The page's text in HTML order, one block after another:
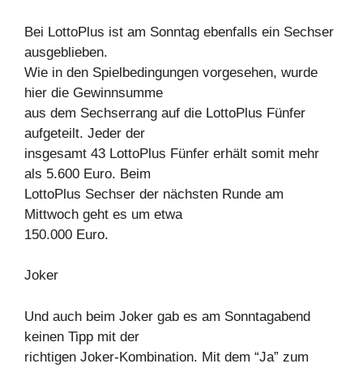
Bei LottoPlus ist am Sonntag ebenfalls ein Sechser
ausgeblieben.
Wie in den Spielbedingungen vorgesehen, wurde
hier die Gewinnsumme
aus dem Sechserrang auf die LottoPlus Fünfer
aufgeteilt. Jeder der
insgesamt 43 LottoPlus Fünfer erhält somit mehr
als 5.600 Euro. Beim
LottoPlus Sechser der nächsten Runde am
Mittwoch geht es um etwa
150.000 Euro.
Joker
Und auch beim Joker gab es am Sonntagabend
keinen Tipp mit der
richtigen Joker-Kombination. Mit dem “Ja” zum